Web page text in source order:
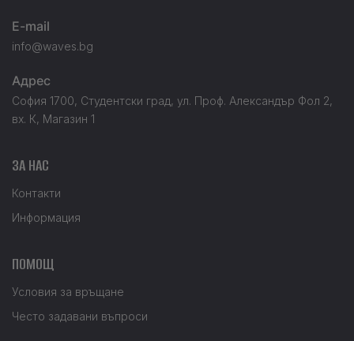
E-mail
info@waves.bg
Адрес
София 1700, Студентски град, ул. Проф. Александър Фол 2,
вх. К, Магазин 1
ЗА НАС
Контакти
Информация
ПОМОЩ
Условия за връщане
Често задавани въпроси